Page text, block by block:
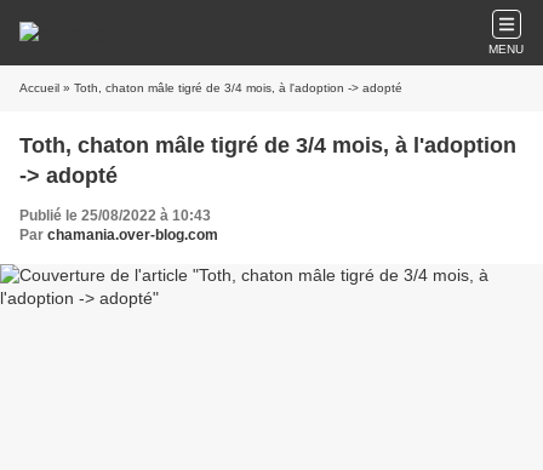
MENU
Accueil » Toth, chaton mâle tigré de 3/4 mois, à l'adoption -> adopté
Toth, chaton mâle tigré de 3/4 mois, à l'adoption
-> adopté
Publié le 25/08/2022 à 10:43
Par chamania.over-blog.com